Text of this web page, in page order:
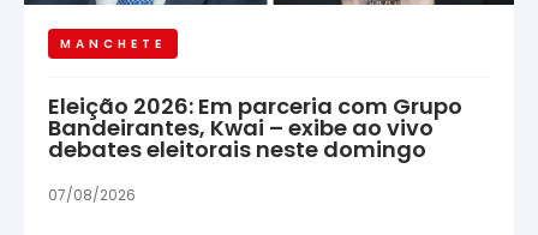
MANCHETE
Eleição 2026: Em parceria com Grupo
Bandeirantes, Kwai – exibe ao vivo
debates eleitorais neste domingo
07/08/2026